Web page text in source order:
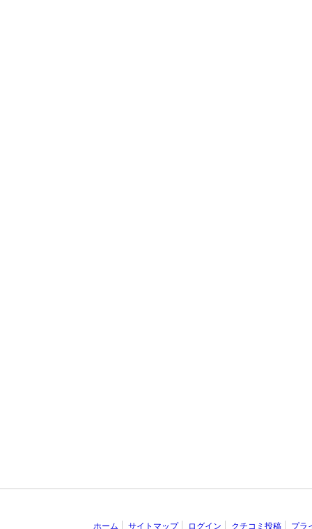
ホーム サイトマップ ログイン クチコミ投稿 プラ